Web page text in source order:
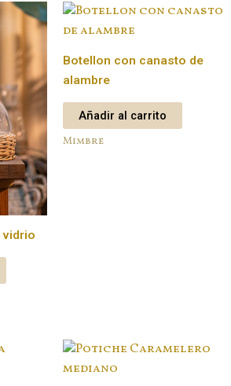
vidrio
Botellon con canasto de
alambre
Añadir al carrito
Mimbre